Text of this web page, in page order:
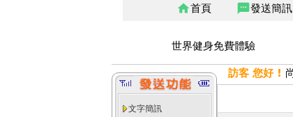
home首頁 sms發送簡訊
世界健身免費體驗
文字簡訊
訪客 您好 !